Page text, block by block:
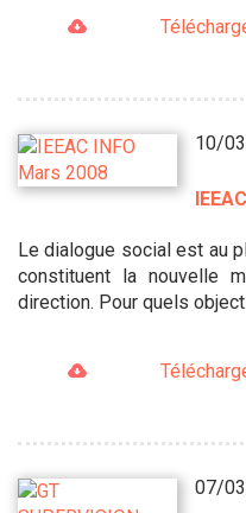
10/
Le dialogue social est au
constituent la nouvelle
direction. Pour quels
07/